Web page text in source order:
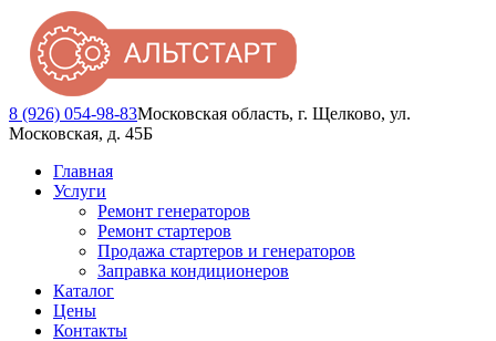
8 (926) 054-98-83Московская область, г. Щелково, ул.
Московская, д. 45Б
Главная
Услуги
Ремонт генераторов
Ремонт стартеров
Продажа стартеров и генераторов
Заправка кондиционеров
Каталог
Цены
Контакты